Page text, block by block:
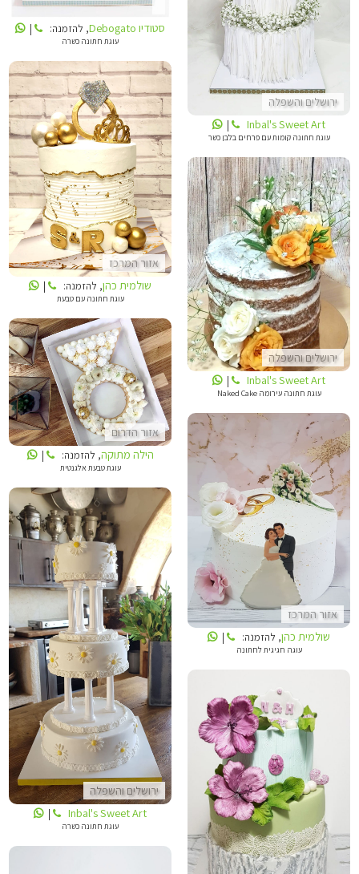
סטודיו Debogato , להזמנה: |
עוגת חתונה כשרה
ירושלים והשפלה
INBALS CAKE ART
Inbal's Sweet Art
|
עוגת חתונה קומות עם פרחים בלבן כשר
אזור המרכז
שולמית כהן
שולמית כהן, להזמנה: |
עוגת חתונה עם טבעת
ירושלים והשפלה
INBALS CAKE ART
Inbal's Sweet Art
|
עוגת חתונה עירומה Naked Cake
אזור הדרום
הילה מתוקה
הילה מתוקה, להזמנה: |
עוגת טבעת אלגנטית
אזור המרכז
שולמית כהן
שולמית כהן, להזמנה: |
עוגה חגיגית לחתונה
ירושלים והשפלה
INBALS CAKE ART
Inbal's Sweet Art
|
עוגת חתונה כשרה
INBALS CAKE ART